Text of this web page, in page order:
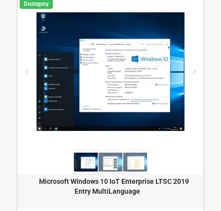
Dostępny
Microsoft Windows 10 IoT Enterprise LTSC 2019
Entry MultiLanguage